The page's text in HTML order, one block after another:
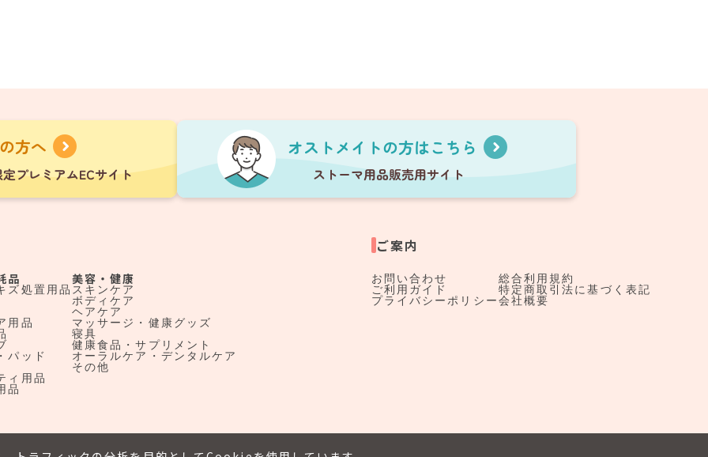
品
ズ処置用品
用品
パッド
ィ用品
品
美容・健康
スキンケア
ボディケア
ヘアケア
マッサージ・健康グッズ
寝具
健康食品・サプリメント
オーラルケア・デンタルケア
その他
ご案内
お問い合わせ
ご利用ガイド
プライバシーポリシー
総合利用規約
特定商取引法に基づく表記
会社概要